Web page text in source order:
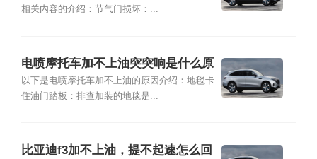
相关内容的介绍：节气门损坏：...
电喷摩托车加不上油突突响是什么原
因？
以下是电喷摩托车加不上油的原因介绍：地毯卡
住油门踏板：排查加装的地毯是...
比亚迪f3加不上油，提不起速怎么回